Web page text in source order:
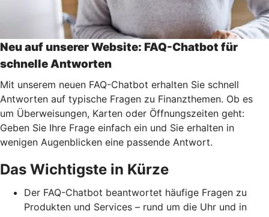
Neu auf unserer Website: FAQ-Chatbot für
schnelle Antworten
Mit unserem neuen FAQ-Chatbot erhalten Sie schnell
Antworten auf typische Fragen zu Finanzthemen. Ob es
um Überweisungen, Karten oder Öffnungszeiten geht:
Geben Sie Ihre Frage einfach ein und Sie erhalten in
wenigen Augenblicken eine passende Antwort.
Das Wichtigste in Kürze
Der FAQ-Chatbot beantwortet häufige Fragen zu
Produkten und Services – rund um die Uhr und in